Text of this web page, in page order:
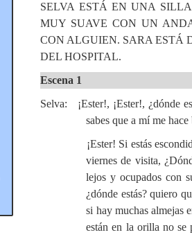
SELVA ESTÁ EN UNA
MUY SUAVE CON UN
CON ALGUIEN. SARA ESTÁ
DEL HOSPITAL.
Escena 1
Selva: ¡Ester!, ¡Ester!, ¿dónde
sabes que a mí me
¡Ester! Si estás
viernes de visita,
lejos y ocupados con
¿dónde estás? quiero
si hay muchas almejas
están en la orilla no se